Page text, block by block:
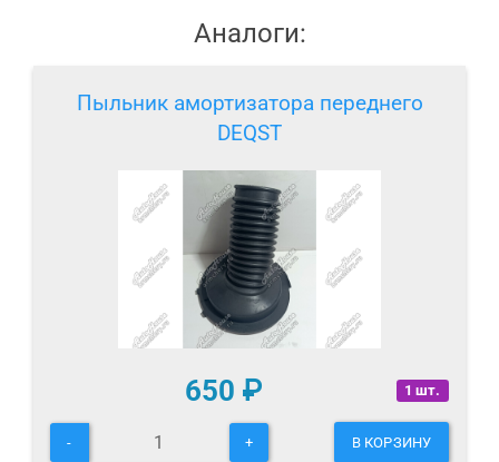
Аналоги:
Пыльник амортизатора переднего
DEQST
1 шт.
650 ₽
- + В КОРЗИНУ